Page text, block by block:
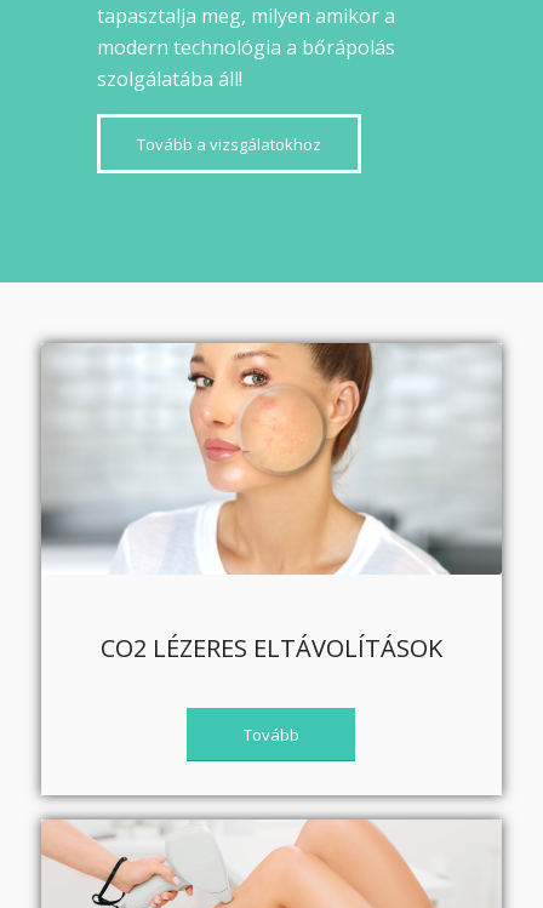
tapasztalja meg, milyen amikor a
modern technológia a bőrápolás
szolgálatába áll!
Tovább a vizsgálatokhoz
CO2 LÉZERES ELTÁVOLÍTÁSOK
Tovább